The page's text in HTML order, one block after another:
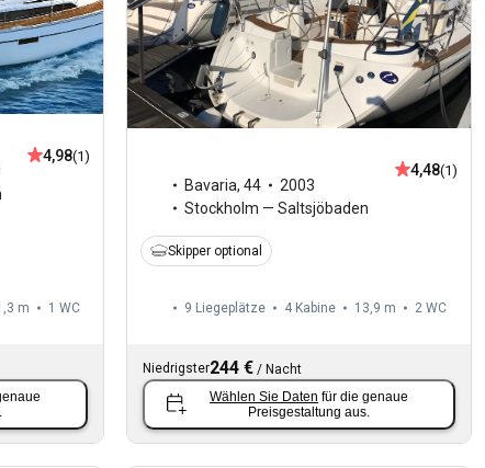
4,98(1)
m 1 WC
Bavaria,44
2003
Stockholm — Saltsjöbaden
4,48(1)
Skipper optional
9 Liegeplätze 4 Kabine 13,9 m 2 WC
Niedrigster244 € /Nacht
Wählen Sie Daten für die genaue
Preisgestaltung aus.